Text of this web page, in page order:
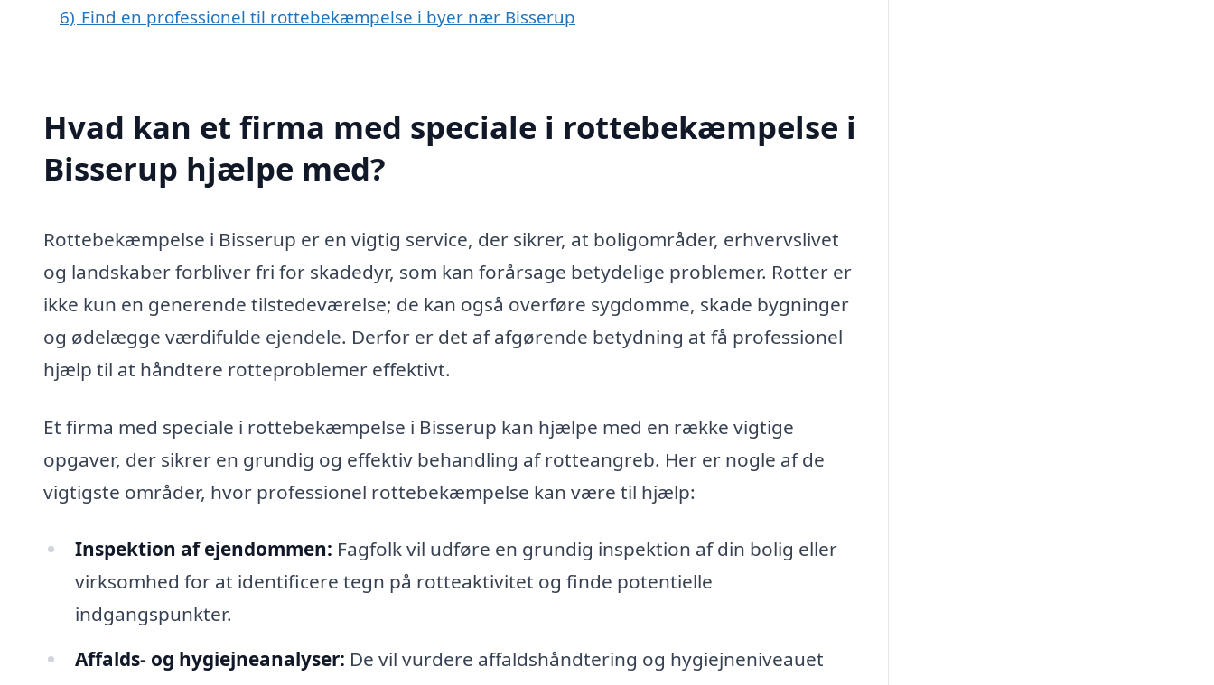
6) Find en professionel til rottebekæmpelse i byer nær Bisserup
Hvad kan et firma med speciale i rottebekæmpelse i
Bisserup hjælpe med?
Rottebekæmpelse i Bisserup er en vigtig service, der sikrer, at boligområder, erhvervslivet
og landskaber forbliver fri for skadedyr, som kan forårsage betydelige problemer. Rotter er
ikke kun en generende tilstedeværelse; de kan også overføre sygdomme, skade bygninger
og ødelægge værdifulde ejendele. Derfor er det af afgørende betydning at få professionel
hjælp til at håndtere rotteproblemer effektivt.
Et firma med speciale i rottebekæmpelse i Bisserup kan hjælpe med en række vigtige
opgaver, der sikrer en grundig og effektiv behandling af rotteangreb. Her er nogle af de
vigtigste områder, hvor professionel rottebekæmpelse kan være til hjælp:
Inspektion af ejendommen: Fagfolk vil udføre en grundig inspektion af din bolig eller
virksomhed for at identificere tegn på rotteaktivitet og finde potentielle
indgangspunkter.
Affalds- og hygiejneanalyser: De vil vurdere affaldshåndtering og hygiejneniveauet